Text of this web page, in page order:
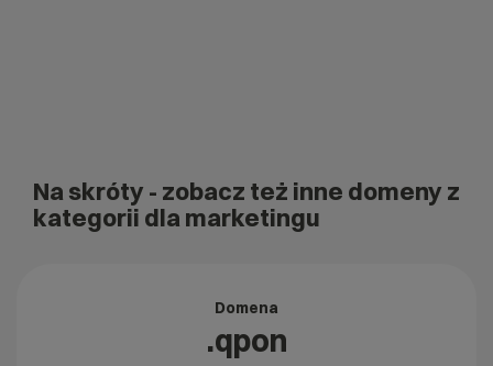
Na skróty - zobacz też inne domeny z
kategorii dla marketingu
Domena
.qpon